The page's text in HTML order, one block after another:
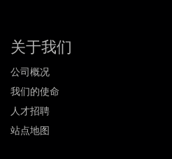
关于我们
公司概况
我们的使命
人才招聘
站点地图